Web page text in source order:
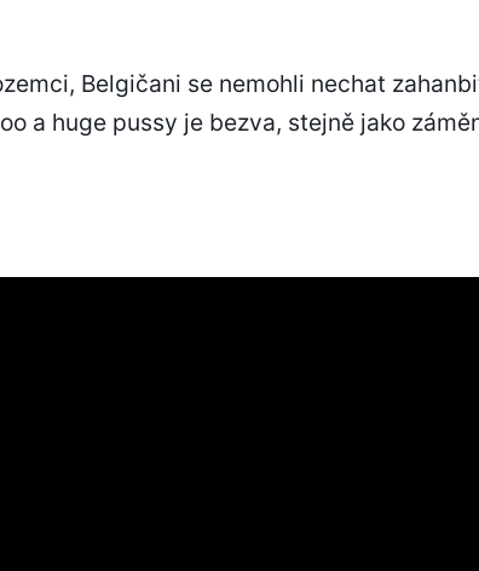
Belgičani se nemohli nechat
a huge pussy je bezva, stejně jako